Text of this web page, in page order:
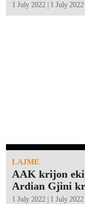
1 July 2022 | 1 July 2022
LAJME
AAK krijon
Ardian Gjini
1 July 2022 | 1 July 2022